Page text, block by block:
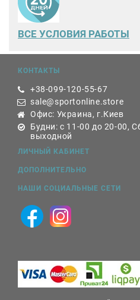
ВСЕ УСЛОВИЯ РАБОТЫ
КОНТАКТЫ
+38-099-120-55-67
sale@sportonline.store
Офис: Украина, г.Киев
Будни: с 11-00 до 20-00,
выходной
ЛИЧНЫЙ КАБИНЕТ
ДОПОЛНИТЕЛЬНО
НАШИ СОЦИАЛЬНЫЕ СЕТИ